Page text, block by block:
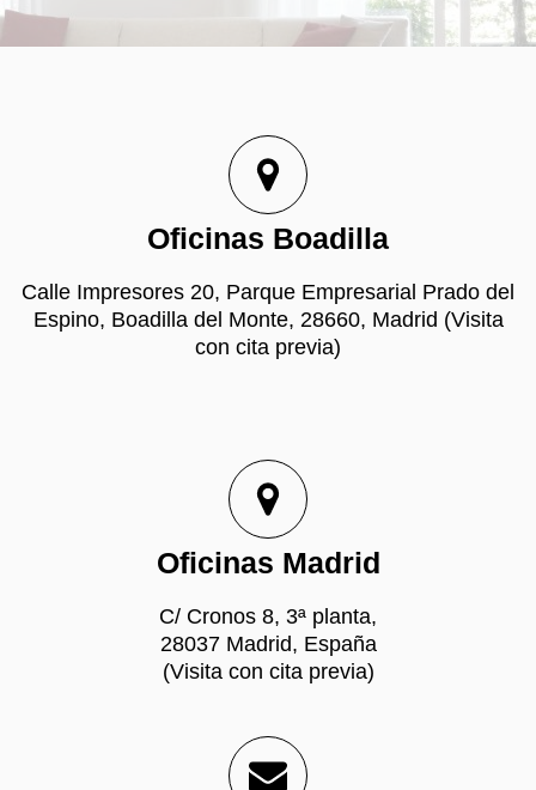
Oficinas Boadilla
Calle Impresores 20, Parque Empresarial Prado del
Espino, Boadilla del Monte, 28660, Madrid (Visita
con cita previa)
Oficinas Madrid
C/ Cronos 8, 3ª planta,
28037 Madrid, España
(Visita con cita previa)